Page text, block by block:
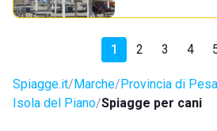
1 2 3 4
Spiagge.it Marche Provincia di
Isola del Piano Spiagge per cani